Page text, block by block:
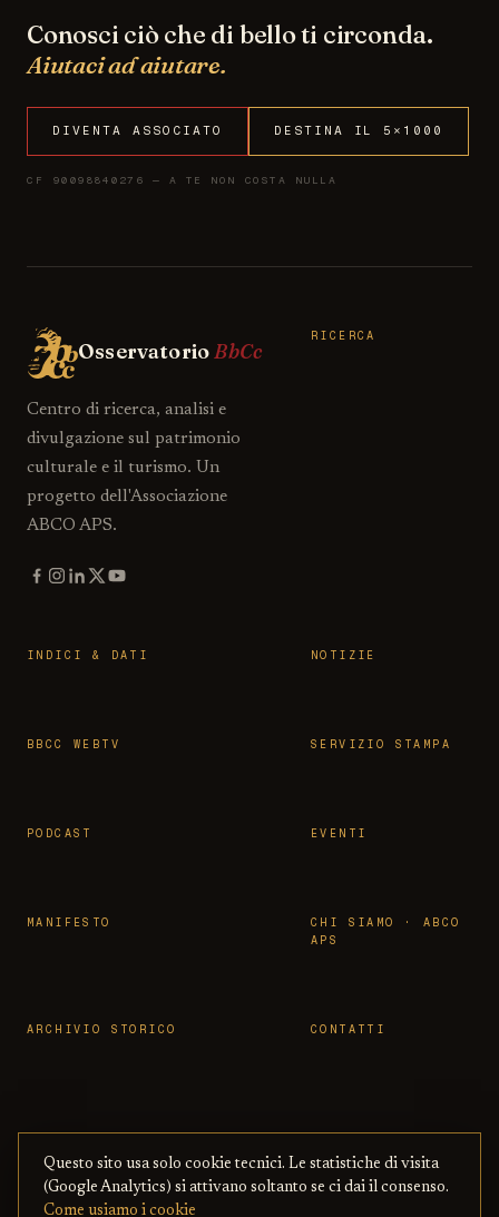
Conosci ciò che di bello ti circonda.
Aiutaci ad aiutare.
DIVENTA ASSOCIATO DESTINA IL 5×1000
CF 90098840276 — A TE NON COSTA NULLA
OsservatorioBbCc
Centro di ricerca, analisi e
divulgazione sul patrimonio
culturale e il turismo. Un
progetto dell'Associazione
ABCO APS.
RICERCA
INDICI & DATI NOTIZIE
BBCC WEBTV SERVIZIO STAMPA
PODCAST EVENTI
MANIFESTO
CHI SIAMO · ABCO
APS
ARCHIVIO STORICO CONTATTI
© 2026 OSSERVATORIO BBCC ·
ASSOCIAZIONE ABCO APS— CON BENI
CULTURALI ONLINE
PRIVACY
·COOKIE·
Questo sito usa solo cookie tecnici. Le statistiche di visita
(Google Analytics) si attivano soltanto se ci dai il consenso.
Come usiamo i cookie